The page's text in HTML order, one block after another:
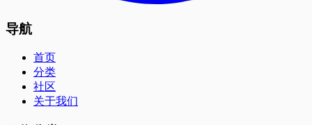
导航
首页
分类
社区
关于我们